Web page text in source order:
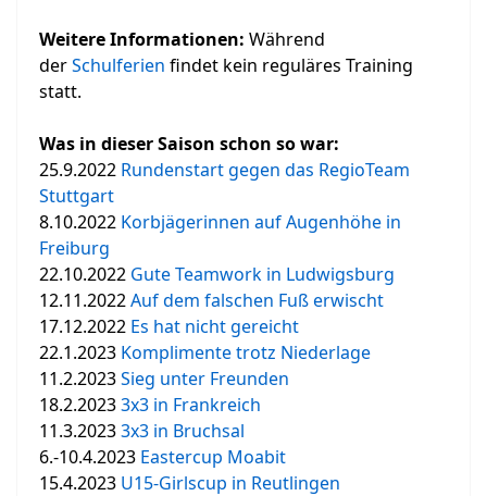
Weitere Informationen: Während
derSchulferien findet kein reguläres Training
statt.
Was in dieser Saison schon so war:
25.9.2022 Rundenstart gegen das RegioTeam
Stuttgart
8.10.2022 Korbjägerinnen auf Augenhöhe in
Freiburg
22.10.2022 Gute Teamwork in Ludwigsburg
12.11.2022Auf dem falschen Fuß erwischt
17.12.2022 Es hat nicht gereicht
22.1.2023 Komplimente trotz Niederlage
11.2.2023Sieg unter Freunden
18.2.20233x3 in Frankreich
11.3.20233x3 in Bruchsal
6.-10.4.2023 Eastercup Moabit
15.4.2023 U15-Girlscup in Reutlingen